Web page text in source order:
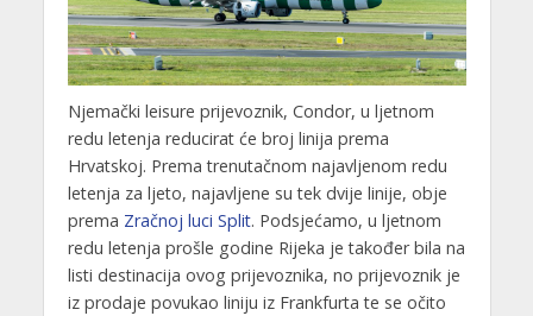
Njemački leisure prijevoznik, Condor, u ljetnom
redu letenja reducirat će broj linija prema
Hrvatskoj. Prema trenutačnom najavljenom redu
letenja za ljeto, najavljene su tek dvije linije, obje
prema Zračnoj luci Split. Podsjećamo, u ljetnom
redu letenja prošle godine Rijeka je također bila na
listi destinacija ovog prijevoznika, no prijevoznik je
iz prodaje povukao liniju iz Frankfurta te se očito